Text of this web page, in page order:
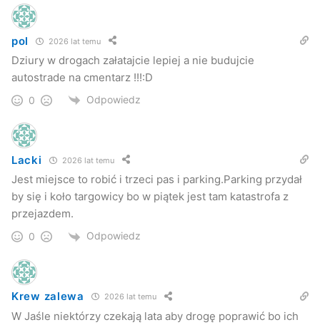
pol 2026 lat temu
Dziury w drogach załatajcie lepiej a nie budujcie
autostrade na cmentarz !!!:D
0 Odpowiedz
Lacki 2026 lat temu
Jest miejsce to robić i trzeci pas i parking.Parking przydał
by się i koło targowicy bo w piątek jest tam katastrofa z
przejazdem.
0 Odpowiedz
Krew zalewa 2026 lat temu
W Jaśle niektórzy czekają lata aby drogę poprawić bo ich